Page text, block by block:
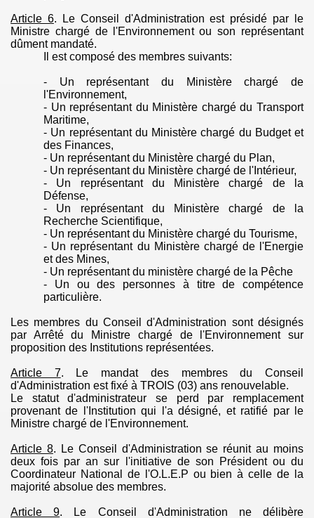
Article 6.
Le Conseil d'Administration est présidé par le
Ministre chargé de l'Environnement ou son représentant
dûment mandaté.
Il est composé des membressuivants:
- Un représentant du Ministère chargé de
l'Environnement,
- Un représentant du Ministère chargé du Transport
Maritime,
- Un représentant du Ministère chargé du Budget et
des Finances,
- Un représentant du Ministère chargé du Plan,
- Un représentant du Ministère chargé de l'Intérieur,
- Un représentant du Ministère chargé de la
Défense,
- Un représentant du Ministère chargé de la
Recherche Scientifique,
- Un représentant du Ministère chargé du Tourisme,
- Un représentant du Ministère chargé de l'Energie
et des Mines,
- Un représentant du ministère chargé de la Pêche
- Un ou des personnes à titre de compétence
particulière.
Les membres du Conseil d'Administration sont désignés
par Arrêté du Ministre chargé de l'Environnement sur
proposition des Institutions représentées.
Article 7.
Le mandat des membres du Conseil
d'Administration est fixé à TROIS (03) ans renouvelable.
Le statut d'administrateur se perd par remplacement
provenant de l'Institution qui l'a désigné, et ratifié par le
Ministre chargé de l'Environnement.
Article 8.
Le Conseil d'Administration se réunit au moins
deux fois par an sur l'initiative de son Président ou du
Coordinateur National de l'O.L.E.P ou bien à celle de la
majorité absolue des membres.
Article 9. Le Conseil d'Administration ne délibère